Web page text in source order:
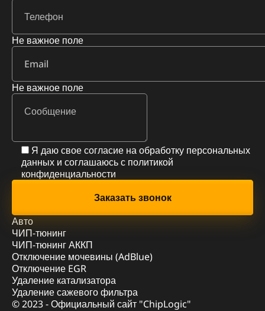
Не важное поле
Не важное поле
Я даю свое согласие на обработку персональных
данных и соглашаюсь с политикой
конфиденциальности
Авто
ЧИП-тюнинг
ЧИП-тюнинг АККП
Отключение мочевины (AdBlue)
Отключение EGR
Удаление катализатора
Удаление сажевого фильтра
© 2023 - Официальный сайт "ChipLogic"